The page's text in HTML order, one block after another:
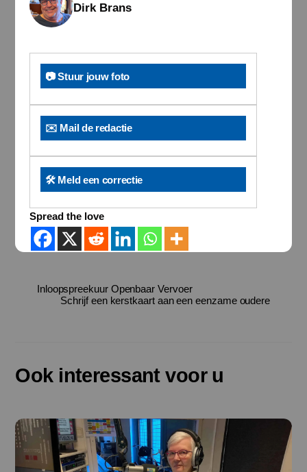
Dirk Brans
📷 Stuur jouw foto
✉️ Mail de redactie
🛠️ Meld een correctie
Spread the love
Inloopspreekuur Openbaar Vervoer
Schrijf een kerstkaart aan een eenzame oudere
Ook interessant voor u